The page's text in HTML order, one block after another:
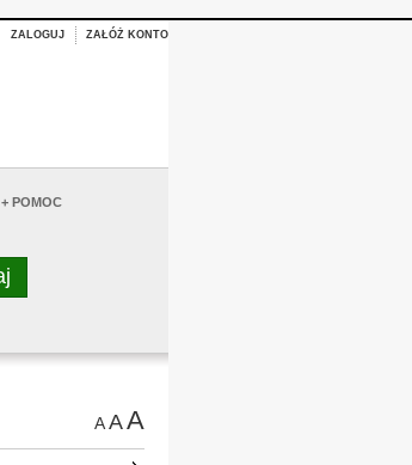
ZALOGUJ ZAŁÓŻ KONTO
+ POMOC
AAA